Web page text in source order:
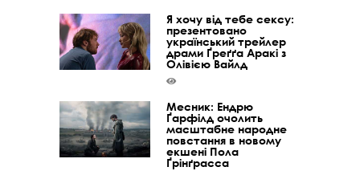
Я хочу від тебе сексу:
презентовано
український трейлер
драми Ґреґґа Аракі з
Олівією Вайлд
Месник: Ендрю
Ґарфілд очолить
масштабне народне
повстання в новому
екшені Пола
Ґрінґрасса